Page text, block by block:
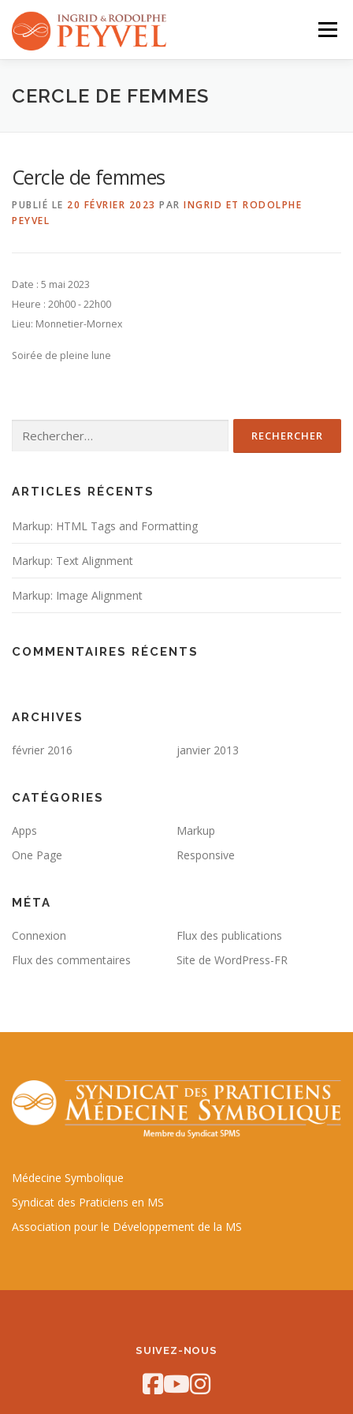
contenu
Menu
QUI SOMMES-NOUS ? ACTIVITÉS
CERCLE DE FEMMES
Cercle de femmes
PUBLIÉ LE 20 FÉVRIER 2023 PAR INGRID ET RODOLPHE
PEYVEL
Date : 5 mai 2023
Heure : 20h00 - 22h00
Lieu: Monnetier-Mornex
Soirée de pleine lune
ARTICLES RÉCENTS
Markup: HTML Tags and Formatting
Markup: Text Alignment
Markup: Image Alignment
COMMENTAIRES RÉCENTS
ARCHIVES
février 2016 janvier 2013
CATÉGORIES
Apps
Markup
One Page
Responsive
MÉTA
Connexion
Flux des publications
Flux des commentaires
Site de WordPress-FR
Médecine Symbolique
Syndicat des Praticiens en MS
Association pour le Développement de la MS
SUIVEZ-NOUS